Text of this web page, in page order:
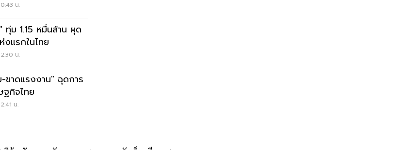
น.
ทุ่ม 1.15 หมื่นล้าน ผุด
งแรกในไทย
น.
ขาดแรงงาน" ฉุดการ
ฐกิจไทย
น.